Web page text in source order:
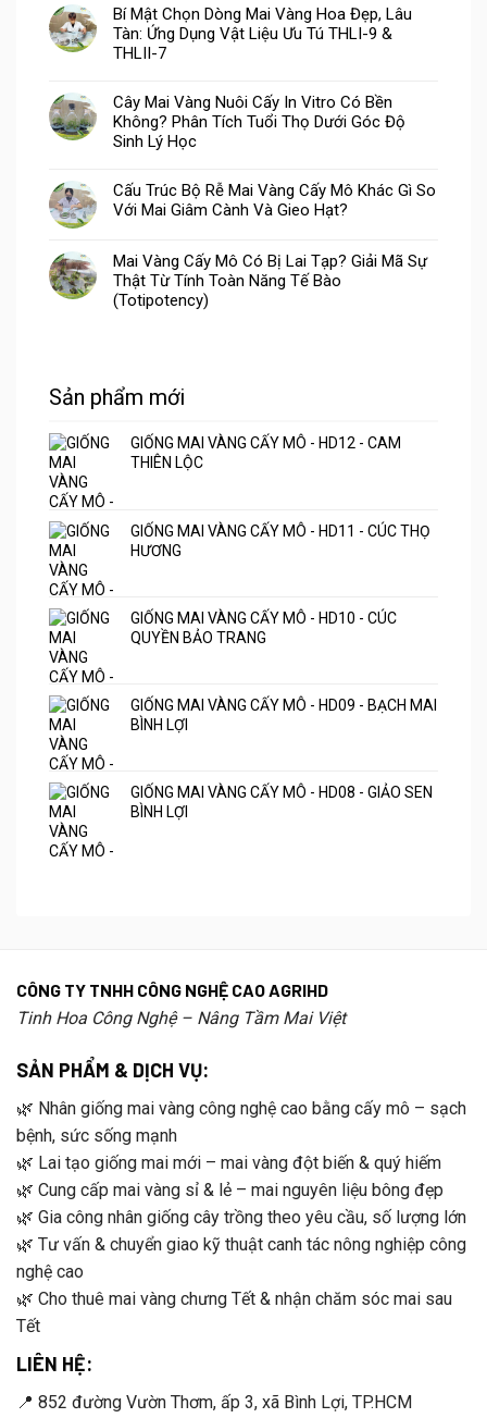
Bí Mật Chọn Dòng Mai Vàng Hoa Đẹp, Lâu
Tàn: Ứng Dụng Vật Liệu Ưu Tú THLI-9 &
THLII-7
Cây Mai Vàng Nuôi Cấy In Vitro Có Bền
Không? Phân Tích Tuổi Thọ Dưới Góc Độ
Sinh Lý Học
Cấu Trúc Bộ Rễ Mai Vàng Cấy Mô Khác Gì So
Với Mai Giâm Cành Và Gieo Hạt?
Mai Vàng Cấy Mô Có Bị Lai Tạp? Giải Mã Sự
Thật Từ Tính Toàn Năng Tế Bào
(Totipotency)
Sản phẩm mới
GIỐNG MAI VÀNG CẤY MÔ - HD12 - CAM
THIÊN LỘC
GIỐNG MAI VÀNG CẤY MÔ - HD11 - CÚC THỌ
HƯƠNG
GIỐNG MAI VÀNG CẤY MÔ - HD10 - CÚC
QUYỀN BẢO TRANG
GIỐNG MAI VÀNG CẤY MÔ - HD09 - BẠCH MAI
BÌNH LỢI
GIỐNG MAI VÀNG CẤY MÔ - HD08 - GIẢO SEN
BÌNH LỢI
CÔNG TY TNHH CÔNG NGHỆ CAO AGRIHD
Tinh Hoa Công Nghệ – Nâng Tầm Mai Việt
SẢN PHẨM & DỊCH VỤ:
🌿 Nhân giống mai vàng công nghệ cao bằng cấy mô – sạch
bệnh, sức sống mạnh
🌿 Lai tạo giống mai mới – mai vàng đột biến & quý hiếm
🌿 Cung cấp mai vàng sỉ & lẻ – mai nguyên liệu bông đẹp
🌿 Gia công nhân giống cây trồng theo yêu cầu, số lượng lớn
🌿 Tư vấn & chuyển giao kỹ thuật canh tác nông nghiệp công
nghệ cao
🌿 Cho thuê mai vàng chưng Tết & nhận chăm sóc mai sau
Tết
LIÊN HỆ:
📍 852 đường Vườn Thơm, ấp 3, xã Bình Lợi, TP.HCM